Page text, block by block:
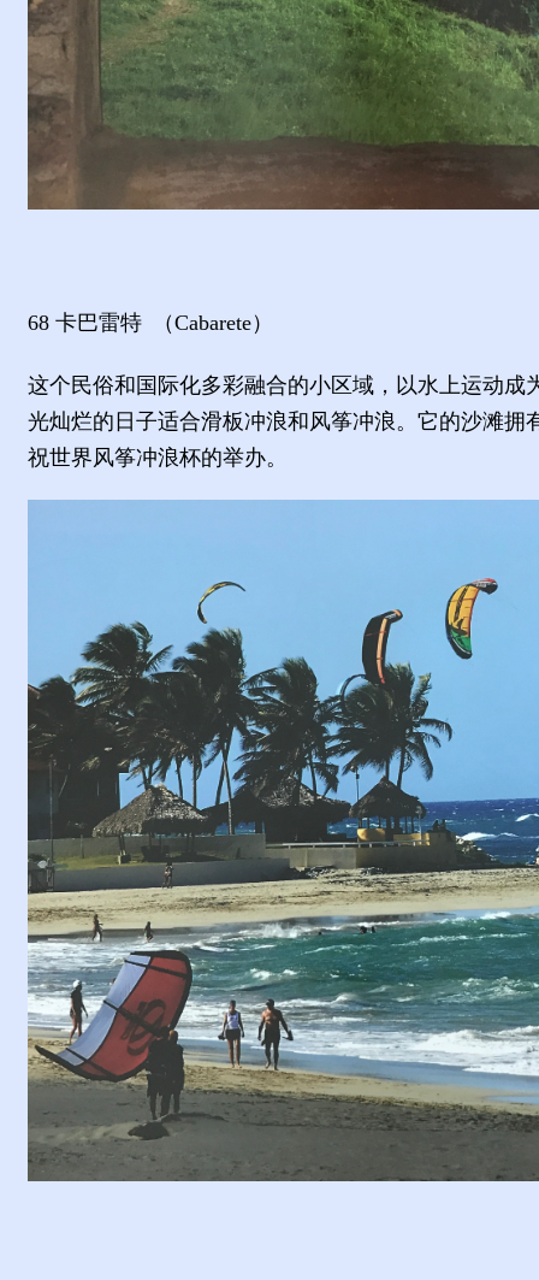
68 卡巴雷特 （Cabarete）
这个民俗和国际化多彩融合的小区域，以水上运动
光灿烂的日子适合滑板冲浪和风筝冲浪。它的沙滩
祝世界风筝冲浪杯的举办。